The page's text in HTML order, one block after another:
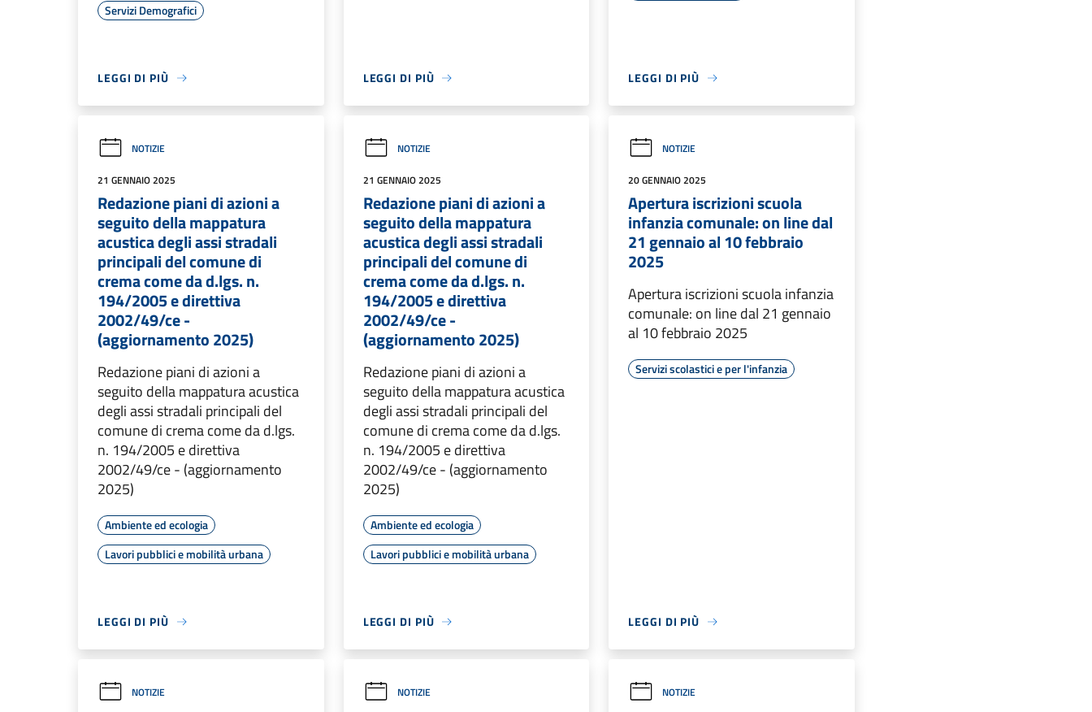
Servizi Demografici
LEGGI DI PIÙ LEGGI DI PIÙ LEGGI DI PIÙ
NOTIZIE
21 GENNAIO 2025
Redazione piani di azioni a
seguito della mappatura
acustica degli assi stradali
principali del comune di
crema come da d.lgs. n.
194/2005 e direttiva
2002/49/ce -
(aggiornamento 2025)
Redazione piani di azioni a
seguito della mappatura acustica
degli assi stradali principali del
comune di crema come da d.lgs.
n. 194/2005 e direttiva
2002/49/ce - (aggiornamento
2025)
Ambiente ed ecologia
Lavori pubblici e mobilità urbana
LEGGI DI PIÙ
NOTIZIE
21 GENNAIO 2025
Redazione piani di azioni a
seguito della mappatura
acustica degli assi stradali
principali del comune di
crema come da d.lgs. n.
194/2005 e direttiva
2002/49/ce -
(aggiornamento 2025)
Redazione piani di azioni a
seguito della mappatura acustica
degli assi stradali principali del
comune di crema come da d.lgs.
n. 194/2005 e direttiva
2002/49/ce - (aggiornamento
2025)
Ambiente ed ecologia
Lavori pubblici e mobilità urbana
LEGGI DI PIÙ
NOTIZIE
20 GENNAIO 2025
Apertura iscrizioni scuola
infanzia comunale: on line dal
21 gennaio al 10 febbraio
2025
Apertura iscrizioni scuola infanzia
comunale: on line dal 21 gennaio
al 10 febbraio 2025
Servizi scolastici e per l'infanzia
LEGGI DI PIÙ
NOTIZIE NOTIZIE NOTIZIE